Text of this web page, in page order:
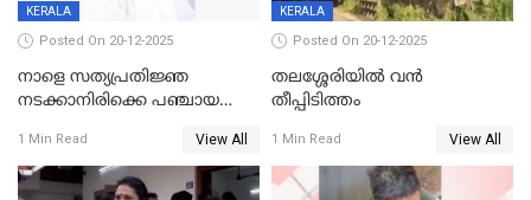
KERALA
Posted On 20-12-2025
നാളെ സത്യപ്രതിജ്ഞ
നടക്കാനിരിക്കെ പഞ്ചായത്ത്
1 Min Read View All
KERALA
Posted On 20-12-2025
തലശ്ശേരിയിൽ വൻ
തീപ്പിടിത്തം
1 Min Read View All